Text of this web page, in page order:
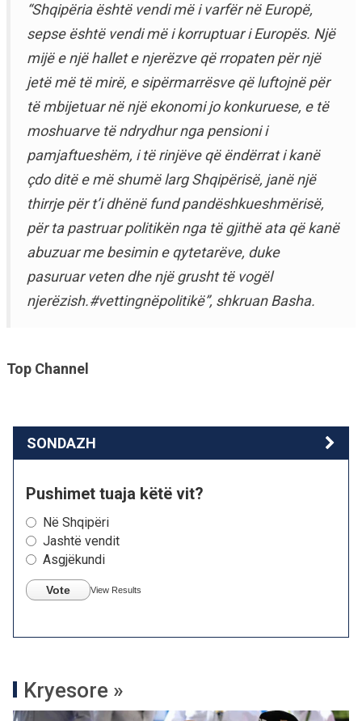
“Shqipëria është vendi më i varfër në Europë,
sepse është vendi më i korruptuar i Europës. Një
mijë e një hallet e njerëzve që rropaten për një
jetë më të mirë, e sipërmarrësve që luftojnë për
të mbijetuar në një ekonomi jo konkuruese, e të
moshuarve të ndrydhur nga pensioni i
pamjaftueshëm, i të rinjëve që ëndërrat i kanë
çdo ditë e më shumë larg Shqipërisë, janë një
thirrje për t’i dhënë fund pandëshkueshmërisë,
për ta pastruar politikën nga të gjithë ata që kanë
abuzuar me besimin e qytetarëve, duke
pasuruar veten dhe një grusht të vogël
njerëzish.#vettingnëpolitikë”, shkruan Basha.
Top Channel
SONDAZH
Pushimet tuaja këtë vit?
Në Shqipëri
Jashtë vendit
Asgjëkundi
Vote View Results
Kryesore »